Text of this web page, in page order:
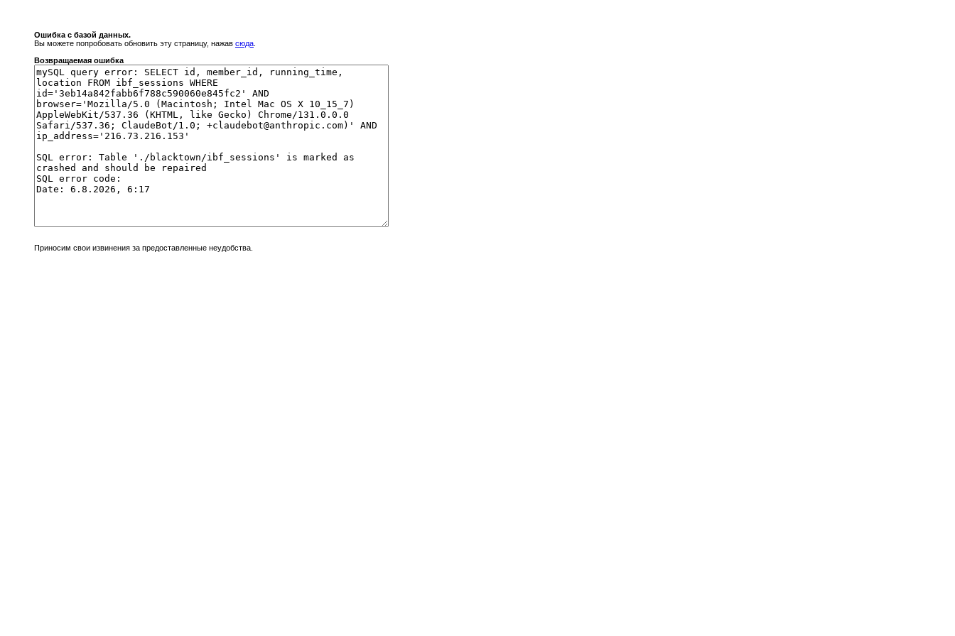
Ошибка с базой данных.
Вы можете попробовать обновить эту страницу, нажав сюда
Возвращаемая ошибка
Приносим свои извинения за предоставленные неудобства.